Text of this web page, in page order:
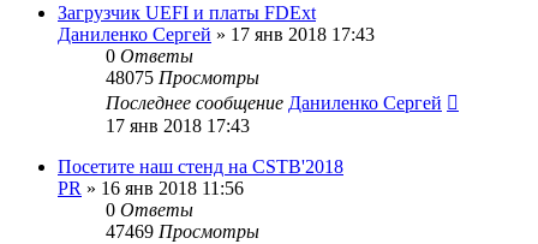
Загрузчик UEFI и платы FDExt
Даниленко Сергей » 17 янв 2018 17:43
0 Ответы
48075 Просмотры
Последнее сообщение Даниленко Сергей
17 янв 2018 17:43
Посетите наш стенд на CSTB'2018
PR » 16 янв 2018 11:56
0 Ответы
47469 Просмотры